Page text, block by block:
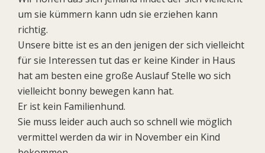
um sie kümmern kann udn sie erziehen kann
richtig.
Unsere bitte ist es an den jenigen der sich vielleicht
für sie Interessen tut das er keine Kinder in Haus
hat am besten eine große Auslauf Stelle wo sich
vielleicht bonny bewegen kann hat.
Er ist kein Familienhund.
Sie muss leider auch auch so schnell wie möglich
vermittel werden da wir in November ein Kind